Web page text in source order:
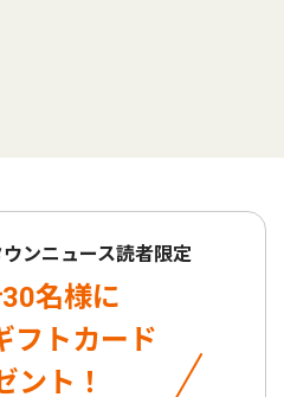
ンニュース読者限定
名様に
フトカード
ント！